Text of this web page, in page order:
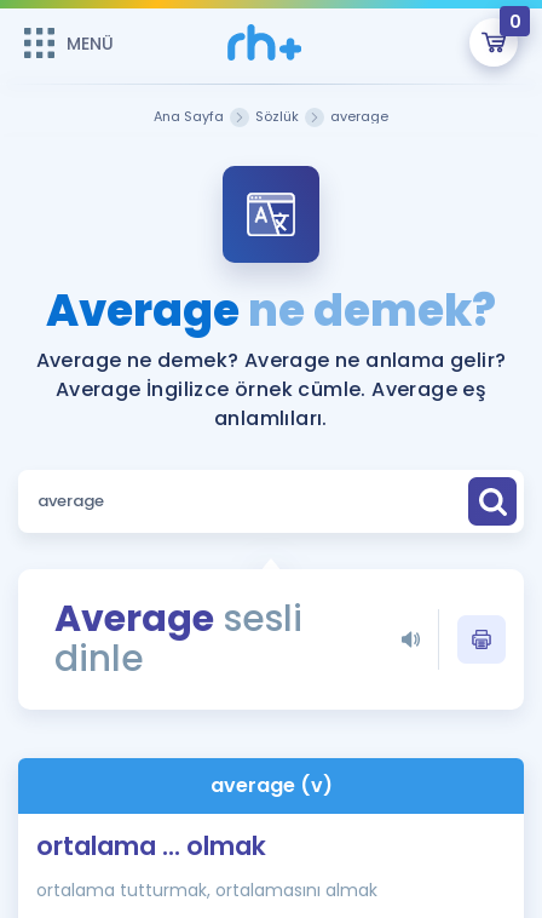
MENÜ
0
Şifremi Hatırlamıyorum
ÜYE DEĞİLİM
Sepetin Şu An Boş.
Remzi Hoca ile seni sınava hazırlayacak onlarca eğitim seni
bekliyor!
MENÜ
Katılımcı Görüşleri
Faydalı Araçlar
Sözlük
Rehberlik Aracı
ÖSYM Sınav Takvimi
İngilizce Gramer
Hakkımızda
Ana Sayfa Sözlük average
Averagene demek?
Average ne demek? Average ne anlama gelir?
Average İngilizce örnek cümle. Average eş
anlamlıları.
Average sesli
dinle
average (v)
ortalama ... olmak
ortalama tutturmak, ortalamasını almak